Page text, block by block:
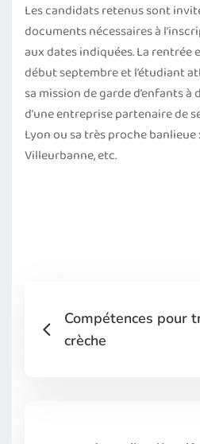
Les candidats retenus sont
documents nécessaires à
aux dates indiquées. La rentrée
début septembre et l’étudiant
sa mission de garde d’enfants
d’une entreprise partenaire de
Lyon ou sa très proche banlieue
Villeurbanne, etc.
Compétences pour
crèche